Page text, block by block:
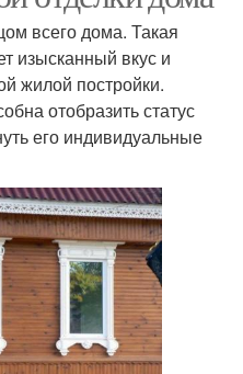
всего дома. Такая
изысканный вкус и
жилой постройки.
отобразить статус
его индивидуальные